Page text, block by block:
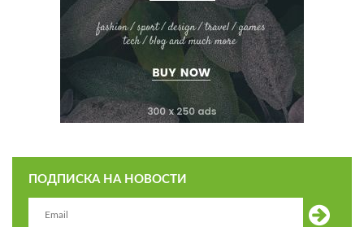
ПОДПИСКА НА НОВОСТИ